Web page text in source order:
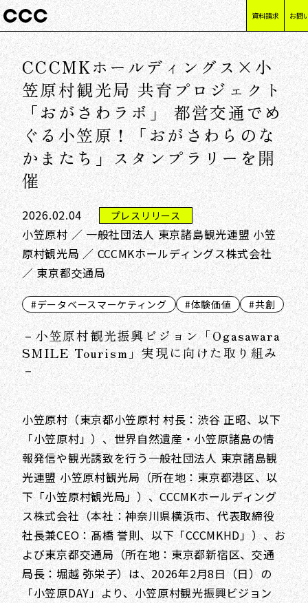
資料請求 お問
CCCMKホールディングス×小
笠原村観光局 共育プロジェクト
「おがさわラボ」 都営交通でめ
ぐる小笠原！「おがさわらのな
かまたち」スタンプラリーを開
催
2026.02.04 プレスリリース
小笠原村 ／ 一般社団法人 東京諸島観光連盟 小笠
原村観光局 ／ CCCMKホールディングス株式会社
／ 東京都交通局
#データベースマーケティング #体験価値 #共創
－小笠原村観光振興ビジョン「Ogasawara
SMILE Tourism」実現に向けた取り組み
－
小笠原村（東京都小笠原村 村長：渋谷 正昭、以下
「小笠原村」）、世界自然遺産・小笠原諸島の情
報発信や観光誘致を行う一般社団法人 東京諸島観
光連盟 小笠原村観光局（所在地：東京都港区、以
下「小笠原村観光局」）、CCCMKホールディング
ス株式会社（本社：神奈川県横浜市、代表取締役
社長兼CEO：髙橋 誉則、以下「CCCMKHD」）、お
よび東京都交通局（所在地：東京都新宿区、交通
局長：堀越 弥栄子）は、2026年2月8日（日）の
「小笠原DAY」より、小笠原村観光振興ビジョン